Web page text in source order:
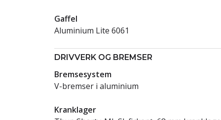
Gaffel
Aluminium Lite 6061
DRIVVERK OG BREMSER
Bremsesystem
V-bremser i aluminium
Kranklager